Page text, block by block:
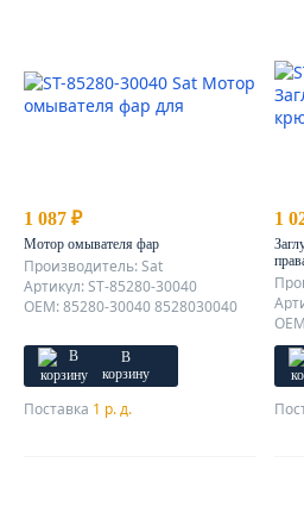
1 087 ₽
Мотор омывателя фар
Производитель: Sat
Артикул: ST-85280-30040
OEM: 85280-30040 8528030040
В
корзину
Поставка 1 р. д.
1